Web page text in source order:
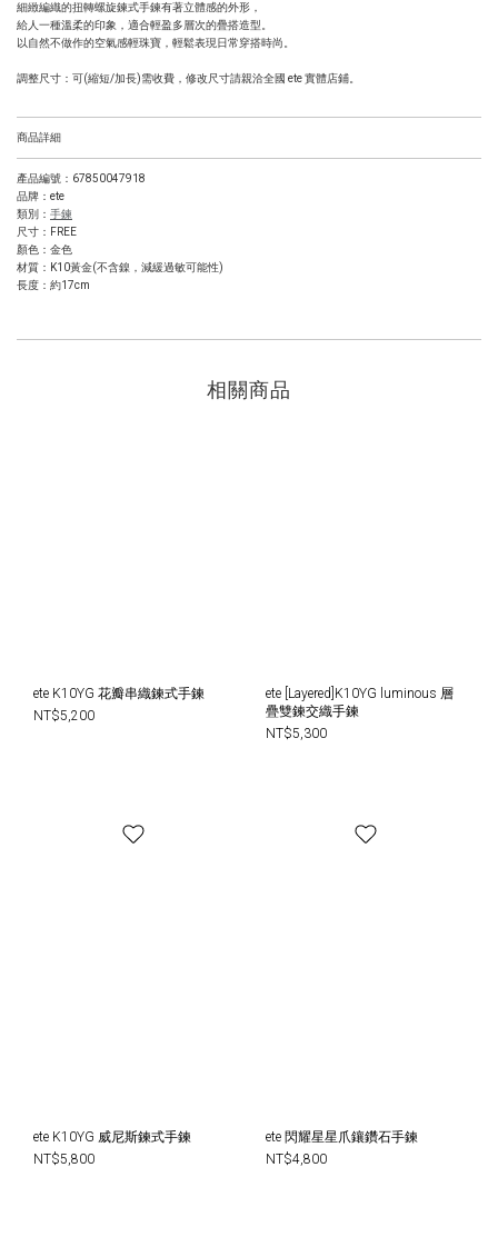
細緻編織的扭轉螺旋鍊式手鍊有著立體感的外形，
給人一種溫柔的印象，適合輕盈多層次的疊搭造型。
以自然不做作的空氣感輕珠寶，輕鬆表現日常穿搭時尚。
調整尺寸：可(縮短/加長)需收費，修改尺寸請親洽全國 ete 實體店鋪。
商品詳細
產品編號：67850047918
品牌：ete
類別： 手鍊
尺寸：FREE
顏色：金色
材質：K10黃金(不含鎳，減緩過敏可能性)
長度：約17cm
相關商品
ete K10YG 花瓣串織鍊式手鍊
NT$5,200
ete [Layered]K10YG luminous 層
疊雙鍊交織手鍊
NT$5,300
ete K10YG 威尼斯鍊式手鍊
NT$5,800
ete 閃耀星星爪鑲鑽石手鍊
NT$4,800